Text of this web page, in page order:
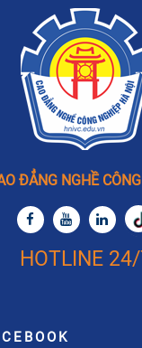
ĐẲNG NGHỀ
HOTLINE